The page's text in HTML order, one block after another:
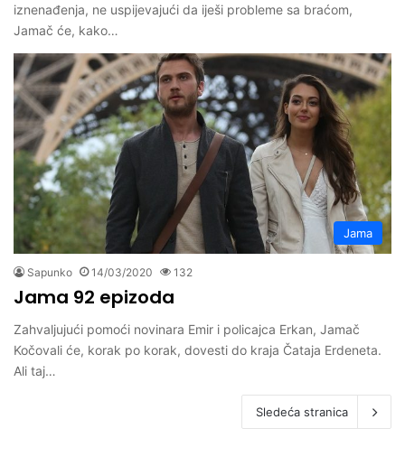
iznenađenja, ne uspijevajući da iješi probleme sa braćom,
Jamač će, kako…
Jama
Sapunko 14/03/2020 132
Jama 92 epizoda
Zahvaljujući pomoći novinara Emir i policajca Erkan, Jamač
Kočovali će, korak po korak, dovesti do kraja Čataja Erdeneta.
Ali taj…
Sledeća stranica